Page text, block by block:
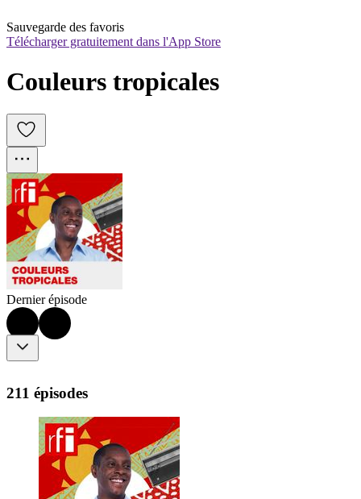
Sauvegarde des favoris
Télécharger gratuitement dans l'App Store
Couleurs tropicales
Dernier épisode
211 épisodes